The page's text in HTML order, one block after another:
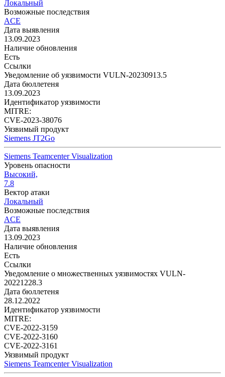
Локальный
Возможные последствия
ACE
Дата выявления
13.09.2023
Наличие обновления
Есть
Ссылки
Уведомление об уязвимости VULN-20230913.5
Дата бюллетеня
13.09.2023
Идентификатор уязвимости
MITRE:
CVE-2023-38076
Уязвимый продукт
Siemens JT2Go
Siemens Teamcenter Visualization
Уровень опасности
Высокий,
7.8
Вектор атаки
Локальный
Возможные последствия
ACE
Дата выявления
13.09.2023
Наличие обновления
Есть
Ссылки
Уведомление о множественных уязвимостях VULN-
20221228.3
Дата бюллетеня
28.12.2022
Идентификатор уязвимости
MITRE:
CVE-2022-3159
CVE-2022-3160
CVE-2022-3161
Уязвимый продукт
Siemens Teamcenter Visualization